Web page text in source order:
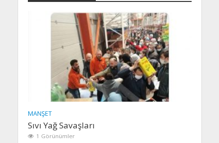
MANŞET
Sıvı Yağ Savaşları
1 Görünümler